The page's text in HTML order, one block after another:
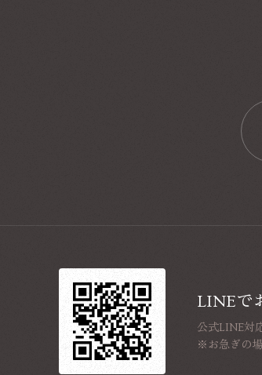
LINEで
公式LINE対
※お急ぎの